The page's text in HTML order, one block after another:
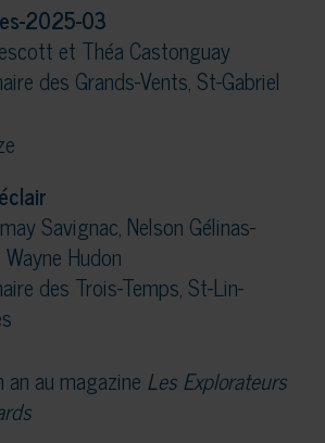
2025-03
et Théa Castonguay
des Grands-Vents, St-Gabriel
Savignac, Nelson Gélinas-
Hudon
des Trois-Temps, St-Lin-
an au magazine Les Explorateurs